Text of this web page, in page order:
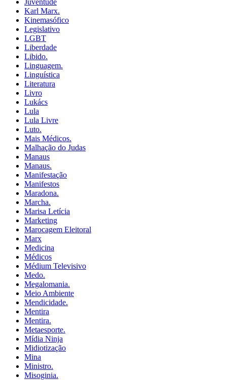
Juventude
Karl Marx.
Kinemasófico
Legislativo
LGBT
Liberdade
Libido.
Linguagem.
Linguística
Literatura
Livro
Lukács
Lula
Lula Livre
Luto.
Mais Médicos.
Malhação do Judas
Manaus
Manaus.
Manifestação
Manifestos
Maradona.
Marcha.
Marisa Letícia
Marketing
Marocagem Eleitoral
Marx
Medicina
Médicos
Médium Televisivo
Medo.
Megalomania.
Meio Ambiente
Mendicidade.
Mentira
Mentira.
Metaesporte.
Mídia Ninja
Midiotização
Mina
Ministro.
Misoginia.